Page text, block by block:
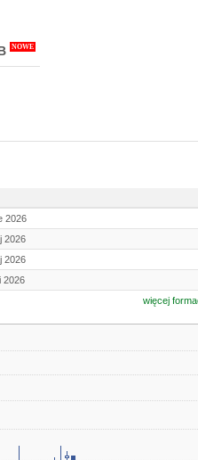
NOWE
2026
2026
2026
2026
więcej